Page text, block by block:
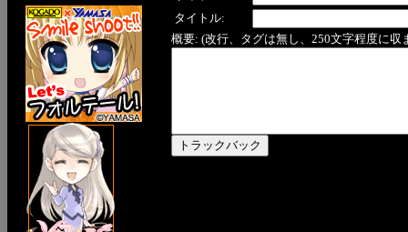
タイトル:
概要: (改行、タグは無し、250文字程度に収